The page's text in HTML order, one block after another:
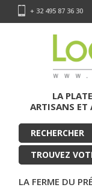
+ 32 495 87 36 30
LA
ARTISANS ET
TROUVEZ
LA FERME DU